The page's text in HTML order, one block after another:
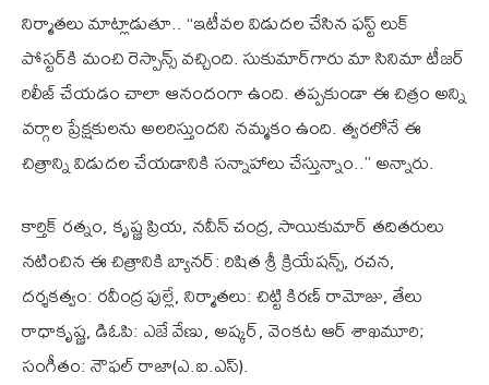
నిర్మాతలు మాట్లాడుతూ.. ‘‘ఇటీవల విడుదల చేసిన ఫస్ట్ లుక్
పోస్టర్‌కి మంచి రెస్పాన్స్ వ‌చ్చింది. సుకుమార్‌గారు మా సినిమా టీజర్
రిలీజ్ చేయడం చాలా ఆనందంగా ఉంది. తప్పకుండా ఈ చిత్రం అన్ని
వర్గాల ప్రేక్షకులను అలరిస్తుందని నమ్మకం ఉంది. త్వరలోనే ఈ
చిత్రాన్ని విడుదల చేయడానికి సన్నాహాలు చేస్తున్నాం..’’ అన్నారు.
కార్తిక్ రత్నం, కృష్ణ ప్రియ, నవీన్ చంద్ర, సాయికుమార్ తదితరులు
నటించిన ఈ చిత్రానికి బ్యానర్: రిషిత శ్రీ క్రియేషన్స్, రచన,
దర్శకత్వం: రవీంద్ర పుల్లే, నిర్మాతలు: చిట్టి కిరణ్ రామోజు, తేలు
రాధాకృష్ణ, డిఓపి: ఎజే వేణు, అష్కర్, వెంకట ఆర్ శాఖమూరి;
సంగీతం: నౌఫల్ రాజా(ఎ.ఐ.ఎస్).